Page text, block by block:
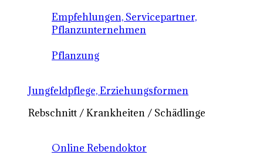
Empfehlungen, Servicepartner,
Pflanzunternehmen
Pflanzung
Jungfeldpflege, Erziehungsformen
Rebschnitt / Krankheiten / Schädlinge
Online Rebendoktor